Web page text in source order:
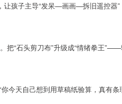
让孩子主导“发呆—画画—拆旧遥控器”
把“石头剪刀布”升级成“情绪拳王
今天自己想到用草稿纸验算，真有条